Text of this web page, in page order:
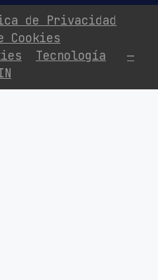
de Privacidad
Cookies
Tecnología
—